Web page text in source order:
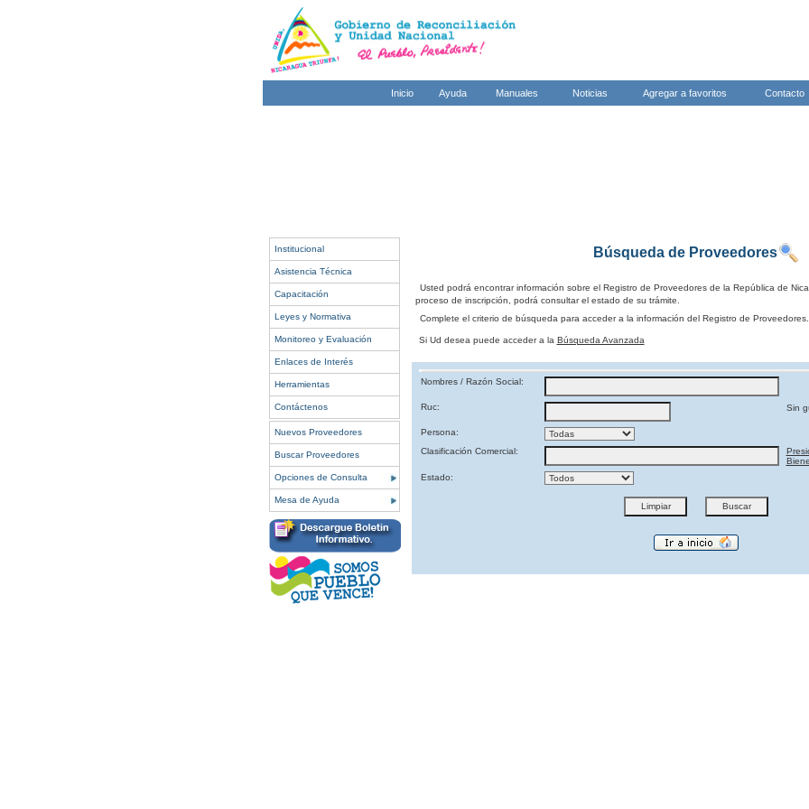
Inicio Ayuda Manuales Noticias Agregar a favoritos Contacto
Institucional
Asistencia Técnica
Capacitación
Leyes y Normativa
Monitoreo y Evaluación
Enlaces de Interés
Herramientas
Contáctenos
Nuevos Proveedores
Buscar Proveedores
Opciones de Consulta
Mesa de Ayuda
Búsqueda de Proveedores
Usted podrá encontrar información sobre el Registro de Proveedores de la República de
proceso de inscripción, podrá consultar el estado de su trámite.
Complete el criterio de búsqueda para acceder a la información del Registro de Proveedores.
Si Ud desea puede acceder a la Búsqueda Avanzada
Nombres / Razón Social:
Ruc: Sin
Persona:
Clasificación Comercial:
Estado: